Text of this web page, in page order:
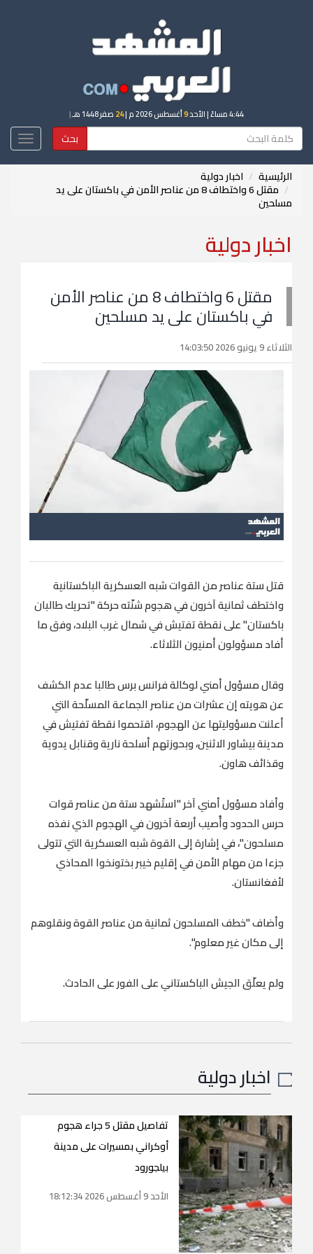
4:44 مساءً | الأحد9أغسطس 2026 م | 24 صفر 1448 هـ |
بحث
الرئيسية اخبار دولية
مقتل 6 واختطاف 8 من عناصر الأمن في باكستان على يد
مسلحين
اخبار دولية
مقتل 6 واختطاف 8 من عناصر الأمن
في باكستان على يد مسلحين
الثلاثاء 9 يونيو 2026 14:03:50
قتل ستة عناصر من القوات شبه العسكرية الباكستانية
واختطف ثمانية آخرون في هجوم شنّته حركة "تحريك طالبان
باكستان" على نقطة تفتيش في شمال غرب البلاد، وفق ما
أفاد مسؤولون أمنيون الثلاثاء.
وقال مسؤول أمني لوكالة فرانس برس طالبا عدم الكشف
عن هويته إن عشرات من عناصر الجماعة المسلّحة التي
أعلنت مسؤوليتها عن الهجوم، اقتحموا نقطة تفتيش في
مدينة بيشاور الاثنين، وبحوزتهم أسلحة نارية وقنابل يدوية
وقذائف هاون.
وأفاد مسؤول أمني آخر "استُشهد ستة من عناصر قوات
حرس الحدود وأُصيب أربعة آخرون في الهجوم الذي نفذه
مسلحون"، في إشارة إلى القوة شبه العسكرية التي تتولى
جزءا من مهام الأمن في إقليم خيبر بختونخوا المحاذي
لأفغانستان.
وأضاف "خطف المسلحون ثمانية من عناصر القوة ونقلوهم
إلى مكان غير معلوم".
ولم يعلّق الجيش الباكستاني على الفور على الحادث.
اخبار دولية
تفاصيل مقتل 5 جراء هجوم
أوكراني بمسيرات على مدينة
بيلجورود
الأحد 9 أغسطس 2026 18:12:34